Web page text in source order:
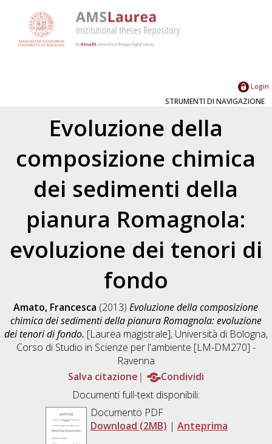
Login
STRUMENTI DI NAVIGAZIONE
Evoluzione della
composizione chimica
dei sedimenti della
pianura Romagnola:
evoluzione dei tenori di
fondo
Amato, Francesca (2013)Evoluzione della composizione
chimica dei sedimenti della pianura Romagnola: evoluzione
dei tenori di fondo. [Laurea magistrale], Università di Bologna,
Corso di Studio in Scienze per l'ambiente [LM-DM270] -
Ravenna
Salva citazione
Condividi
Documenti full-text disponibili:
Documento PDF
Download (2MB) | Anteprima